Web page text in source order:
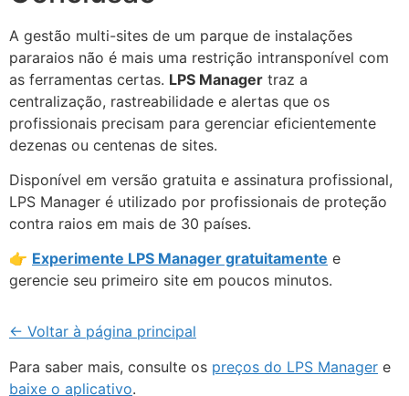
A gestão multi-sites de um parque de instalações
pararaios não é mais uma restrição intransponível com
as ferramentas certas. LPS Manager traz a
centralização, rastreabilidade e alertas que os
profissionais precisam para gerenciar eficientemente
dezenas ou centenas de sites.
Disponível em versão gratuita e assinatura profissional,
LPS Manager é utilizado por profissionais de proteção
contra raios em mais de 30 países.
👉 Experimente LPS Manager gratuitamente e
gerencie seu primeiro site em poucos minutos.
← Voltar à página principal
Para saber mais, consulte os preços do LPS Manager e
baixe o aplicativo.